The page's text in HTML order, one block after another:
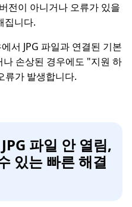
전이 아니거나 오류가 있을
집니다.
서 JPG 파일과 연결된 기본
손상된 경우에도 "지원 하
류가 발생합니다.
파일 안 열림,
있는 빠른 해결